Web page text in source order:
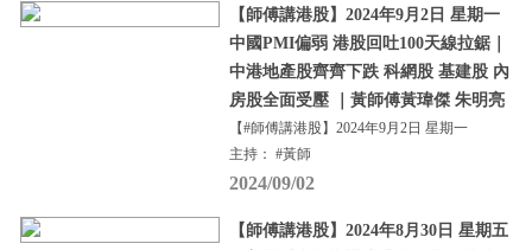
【師傅講港股】2024年9月2日 星期一
中國PMI偏弱 港股回吐100天線拉鋸｜
中港地產股齊齊下跌 科網股 基建股 內
房股全面受壓 ｜黃師傅黃瑋傑 朱明亮
【#師傅講港股】2024年9月2日 星期一
主持： #黃師
2024/09/02
【師傅講港股】2024年8月30日 星期五